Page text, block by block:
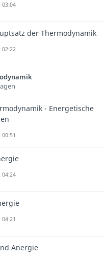
der Thermodynamik
- Energetische
04:24
Anergie